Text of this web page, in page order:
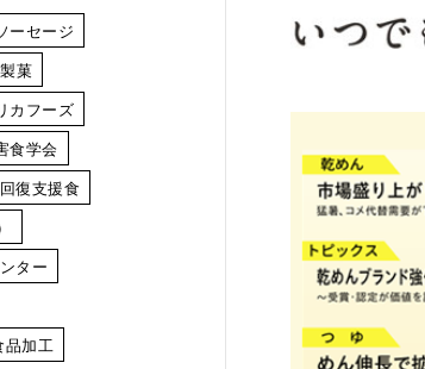
ーセージ
菓
カフーズ
食学会
復支援食
ター
品加工